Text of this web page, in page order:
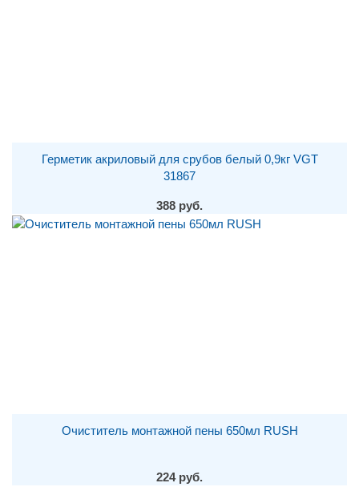
Герметик акриловый для срубов белый 0,9кг VGT
31867
388 руб.
Очиститель монтажной пены 650мл RUSH
224 руб.